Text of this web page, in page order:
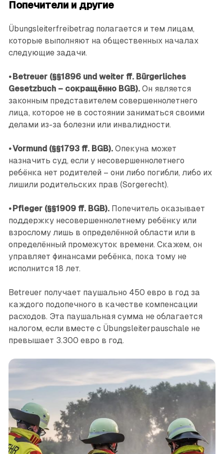
Попечители и другие
Übungsleiterfreibetrag полагается и тем лицам,
которые выполняют на общественных началах
следующие задачи.
• Betreuer (§§1896 und weiter ff. Bürgerliches
Gesetzbuch – сокращённо BGB). Он является
законным представителем совершеннолетнего
лица, которое не в состоянии заниматься своими
делами из-за болезни или инвалидности.
•Vormund (§§1793 ff. BGB). Опекуна может
назначить суд, если у несовершеннолетнего
ребёнка нет родителей – они либо погибли, либо их
лишили родительских прав (Sorgerecht).
•Pfleger (§§1909 ff. BGB). Попечитель оказывает
поддержку несовершеннолетнему ребёнку или
взрослому лишь в определённой области или в
определённый промежуток времени. Скажем, он
управляет финансами ребёнка, пока тому не
исполнится 18 лет.
Betreuer получает паушально 450 евро в год за
каждого ­подопечного в качестве компенсации
расходов. Эта паушальная сумма не облагается
налогом, если вместе с ­Übungsleiterpauschale не
превышает 3.300 евро в год.